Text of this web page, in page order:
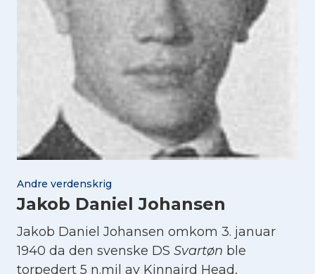
Andre verdenskrig
Jakob Daniel Johansen
Jakob Daniel Johansen omkom 3. januar
1940 da den svenske DS Svartøn ble
torpedert 5 n.mil av Kinnaird Head,